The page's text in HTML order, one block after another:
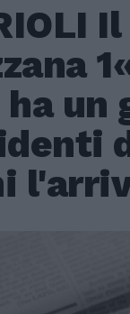
ha